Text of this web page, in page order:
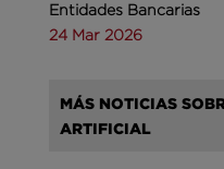
Entidades Bancarias
24 Mar 2026
MÁS NOTICIAS
ARTIFICIAL